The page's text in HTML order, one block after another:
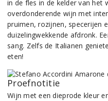
in de fles in de kelder van het
overdonderende wijn met
pruimen, rozijnen, specerijen
duizelingwekkende afdronk.
sang. Zelfs de Italianen
eten!
Proefnotitie
Wijn met een dieprode kleur